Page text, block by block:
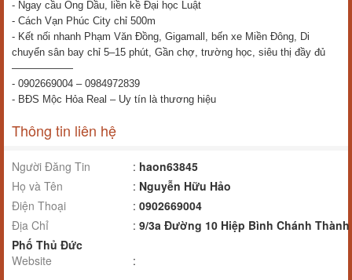
- Ngay cầu Ông Dầu, liền kề Đại học Luật
- Cách Vạn Phúc City chỉ 500m
- Kết nối nhanh Phạm Văn Đồng, Gigamall, bến xe Miền Đông, Di
chuyển sân bay chỉ 5–15 phút, Gần chợ, trường học, siêu thị đầy đủ
——————
- 0902669004 – 0984972839
- BĐS Mộc Hỏa Real – Uy tín là thương hiệu
Thông tin liên hệ
Người Đăng Tin : haon63845
Họ và Tên
: Nguyễn Hữu Hảo
Điện Thoại
: 0902669004
Địa Chỉ
: 9/3a Đường 10 Hiệp Bình Chánh Thành
Phố Thủ Đức
Website
: